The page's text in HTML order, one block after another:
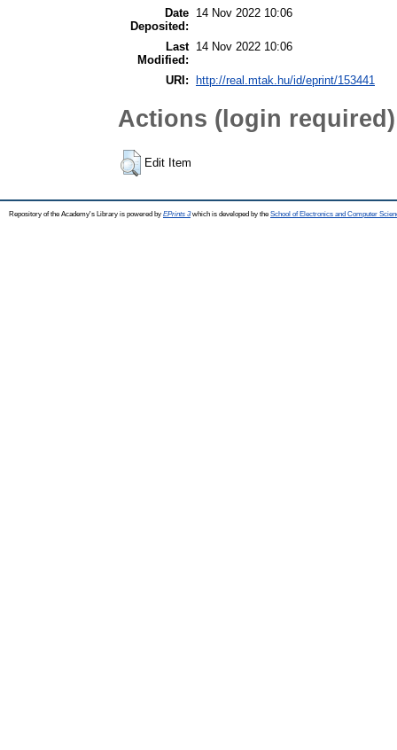
Date
Deposited:
14 Nov 2022 10:06
Last
Modified:
14 Nov 2022 10:06
URI: http://real.mtak.hu/id/eprint/153441
Actions (login required)
Edit Item
Repository of the Academy's Library is powered by EPrints 3which is developed by the School of Electronics and Computer